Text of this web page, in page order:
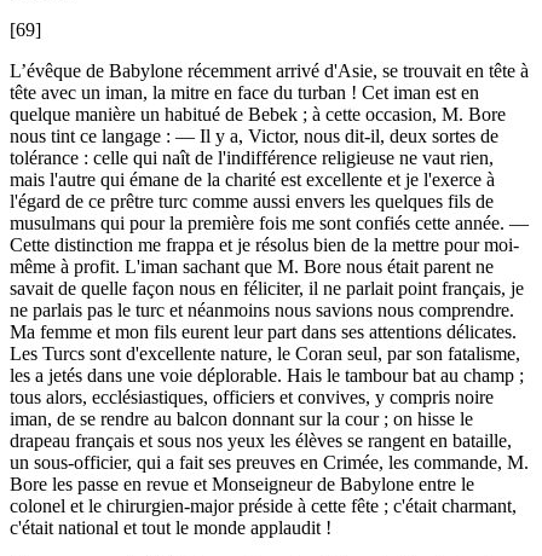
[69]
L’évêque de Babylone récemment arrivé d'Asie, se trouvait en tête à
tête avec un iman, la mitre en face du turban ! Cet iman est en
quelque manière un habitué de Bebek ; à cette occasion, M. Bore
nous tint ce langage : — Il y a, Victor, nous dit-il, deux sortes de
tolérance : celle qui naît de l'indifférence religieuse ne vaut rien,
mais l'autre qui émane de la charité est excellente et je l'exerce à
l'égard de ce prêtre turc comme aussi envers les quelques fils de
musulmans qui pour la première fois me sont confiés cette année. —
Cette distinction me frappa et je résolus bien de la mettre pour moi-
même à profit. L'iman sachant que M. Bore nous était parent ne
savait de quelle façon nous en féliciter, il ne parlait point français, je
ne parlais pas le turc et néanmoins nous savions nous comprendre.
Ma femme et mon fils eurent leur part dans ses attentions délicates.
Les Turcs sont d'excellente nature, le Coran seul, par son fatalisme,
les a jetés dans une voie déplorable. Hais le tambour bat au champ ;
tous alors, ecclésiastiques, officiers et convives, y compris noire
iman, de se rendre au balcon donnant sur la cour ; on hisse le
drapeau français et sous nos yeux les élèves se rangent en bataille,
un sous-officier, qui a fait ses preuves en Crimée, les commande, M.
Bore les passe en revue et Monseigneur de Babylone entre le
colonel et le chirurgien-major préside à cette fête ; c'était charmant,
c'était national et tout le monde applaudit !